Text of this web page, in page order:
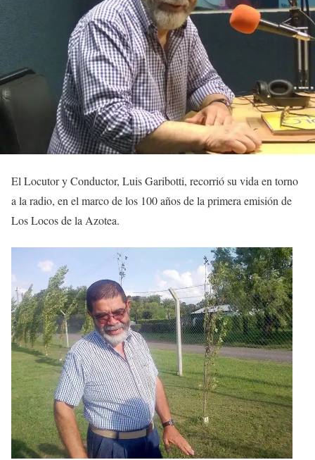
El Locutor y Conductor, Luis Garibotti, recorrió su vida en torno
a la radio, en el marco de los 100 años de la primera emisión de
Los Locos de la Azotea.